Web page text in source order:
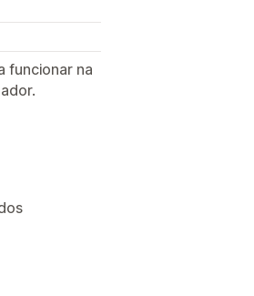
funcionar na